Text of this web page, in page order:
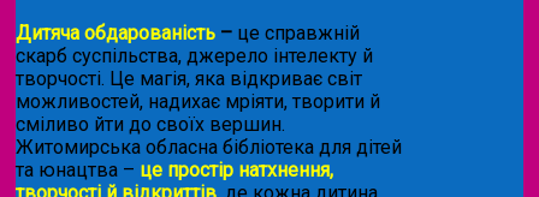
Дитяча обдарованість – це справжній
скарб суспільства, джерело інтелекту й
творчості. Це магія, яка відкриває світ
можливостей, надихає мріяти, творити й
сміливо йти до своїх вершин.
Житомирська обласна бібліотека для дітей
та юнацтва – це простір натхнення,